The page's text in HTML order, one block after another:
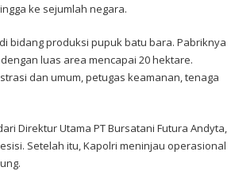
ke sejumlah negara.
bidang produksi pupuk batu bara. Pabriknya
luas area mencapai 20 hektare.
dan umum, petugas keamanan, tenaga
Direktur Utama PT Bursatani Futura Andyta,
Setelah itu, Kapolri meninjau operasional